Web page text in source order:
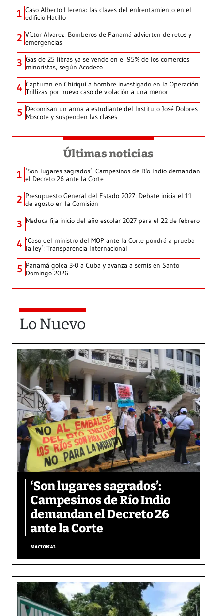
1 Caso Alberto Llerena: las claves del enfrentamiento en el
edificio Hatillo
2 Víctor Álvarez: Bomberos de Panamá advierten de retos y
emergencias
3 Gas de 25 libras ya se vende en el 95% de los comercios
minoristas, según Acodeco
4 Capturan en Chiriquí a hombre investigado en la Operación
Trillizas por nuevo caso de violación a una menor
5 Decomisan un arma a estudiante del Instituto José Dolores
Moscote y suspenden las clases
Últimas noticias
1 ‘Son lugares sagrados’: Campesinos de Río Indio demandan
el Decreto 26 ante la Corte
2 Presupuesto General del Estado 2027: Debate inicia el 11
de agosto en la Comisión
3 Meduca fija inicio del año escolar 2027 para el 22 de febrero
4 ‘Caso del ministro del MOP ante la Corte pondrá a prueba
la ley’: Transparencia Internacional
5 Panamá golea 3-0 a Cuba y avanza a semis en Santo
Domingo 2026
Lo Nuevo
‘Son lugares sagrados’:
Campesinos de Río Indio
demandan el Decreto 26
ante la Corte
NACIONAL